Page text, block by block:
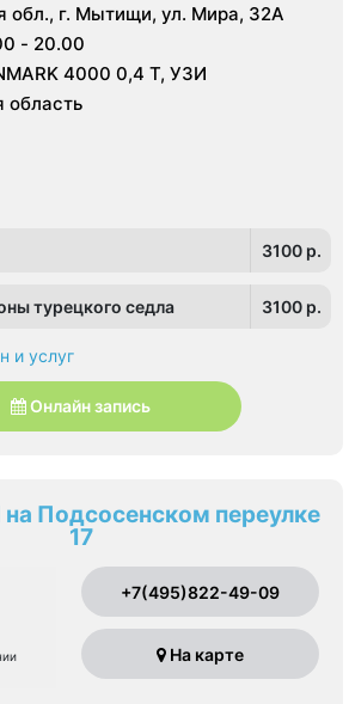
обл., г. Мытищи, ул. Мира, 32А
- 20.00
4000 0,4 Т, УЗИ
область
3100 p.
турецкого седла 3100 p.
и услуг
Онлайн запись
Подсосенском переулке
17
+7(495)822-49-09
На карте